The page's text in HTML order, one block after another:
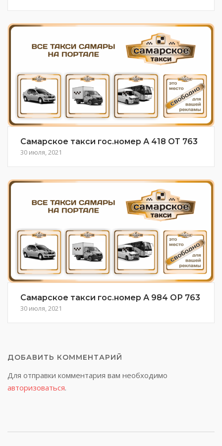
Самарское такси гос.номер А 418 ОТ 763
30 июля, 2021
Самарское такси гос.номер А 984 ОР 763
30 июля, 2021
ДОБАВИТЬ КОММЕНТАРИЙ
Для отправки комментария вам необходимо
авторизоваться.